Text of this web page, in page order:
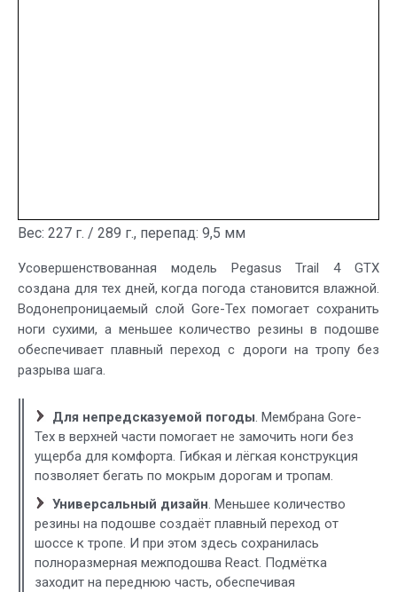
Вес: 227 г. / 289 г., перепад: 9,5 мм
Усовершенствованная модель Pegasus Trail 4 GTX
создана для тех дней, когда погода становится влажной.
Водонепроницаемый слой Gore-Tex помогает сохранить
ноги сухими, а меньшее количество резины в подошве
обеспечивает плавный переход с дороги на тропу без
разрыва шага.
Для непредсказуемой погоды. Мембрана Gore-
Tex в верхней части помогает не замочить ноги без
ущерба для комфорта. Гибкая и лёгкая конструкция
позволяет бегать по мокрым дорогам и тропам.
Универсальный дизайн. Меньшее количество
резины на подошве создаёт плавный переход от
шоссе к тропе. И при этом здесь сохранилась
полноразмерная межподошва React. Подмётка
заходит на переднюю часть, обеспечивая